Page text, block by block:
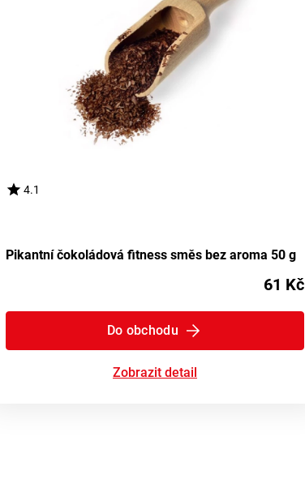
4.1
Pikantní čokoládová fitness směs bez aroma 50 g
61 Kč
Do obchodu
Zobrazit detail